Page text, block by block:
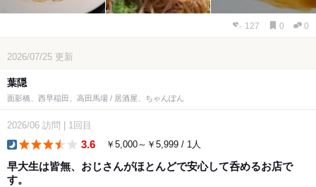
127 0 0
2026/07/25 更新
葉隠
面影橋、西早稲田、高田馬場 / 居酒屋、ちゃんぽん
2026/06 訪問 1回目
3.6 ￥5,000～￥5,999 / 1人
早大生は皆無、おじさんがほとんどで安心して呑めるお店で
す。